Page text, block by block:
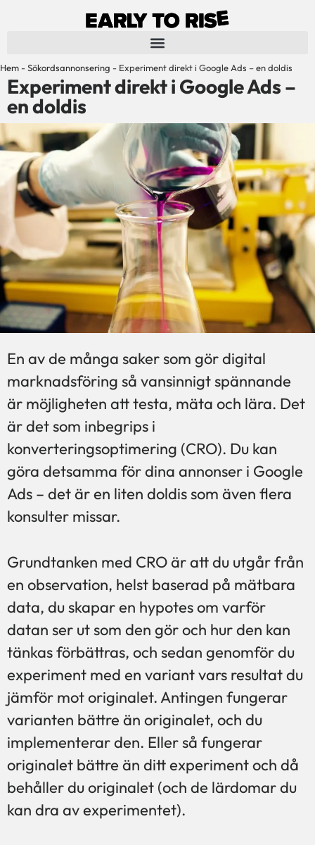
Hem - Sökordsannonsering - Experiment direkt i Google Ads – en doldis
Experiment direkt i Google Ads –
en doldis
En av de många saker som gör digital
marknadsföring så vansinnigt spännande
är möjligheten att testa, mäta och lära. Det
är det som inbegrips i
konverteringsoptimering (CRO). Du kan
göra detsamma för dina annonser i Google
Ads – det är en liten doldis som även flera
konsulter missar.
Grundtanken med CRO är att du utgår från
en observation, helst baserad på mätbara
data, du skapar en hypotes om varför
datan ser ut som den gör och hur den kan
tänkas förbättras, och sedan genomför du
experiment med en variant vars resultat du
jämför mot originalet. Antingen fungerar
varianten bättre än originalet, och du
implementerar den. Eller så fungerar
originalet bättre än ditt experiment och då
behåller du originalet (och de lärdomar du
kan dra av experimentet).